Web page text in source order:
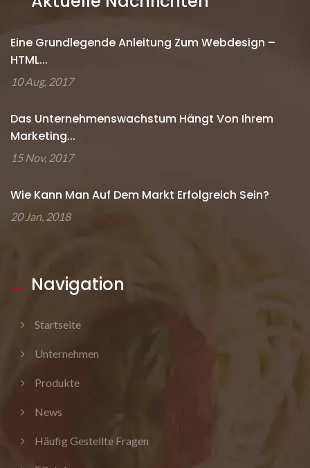
Eine Grundlegende Anleitung Zum Webdesign –
HTML...
10 Aug, 2017
Das Unternehmenswachstum Hängt Von Ihrem
Marketing...
15 Nov, 2017
Wie Kann Man Auf Dem Markt Erfolgreich Sein?
20 Jan, 2018
Navigation
Startseite
Unternehmen
Produkte
News
Häufig Gestellte Fragen